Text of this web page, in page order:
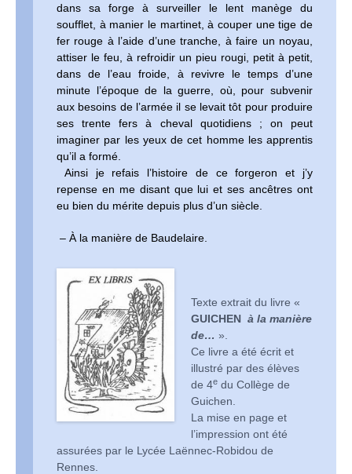
dans sa forge à surveiller le lent manège du
soufflet, à manier le martinet, à couper une tige de
fer rouge à l’aide d’une tranche, à faire un noyau,
attiser le feu, à refroidir un pieu rougi, petit à petit,
dans de l’eau froide, à revivre le temps d’une
minute l’époque de la guerre, où, pour subvenir
aux besoins de l’armée il se levait tôt pour produire
ses trente fers à cheval quotidiens ; on peut
imaginer par les yeux de cet homme les apprentis
qu’il a formé.
Ainsi je refais l’histoire de ce forgeron et j’y
repense en me disant que lui et ses ancêtres ont
eu bien du mérite depuis plus d’un siècle.
– À la manière de Baudelaire.
Texte extrait du livre «
GUICHEN à la manière
de… ».
Ce livre a été écrit et
illustré par des élèves
de 4e du Collège de
Guichen.
La mise en page et
l’impression ont été
assurées par le Lycée Laënnec-Robidou de
Rennes.